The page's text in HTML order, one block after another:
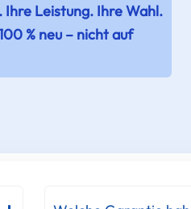
Ihre Leistung. Ihre Wahl.
% neu – nicht auf